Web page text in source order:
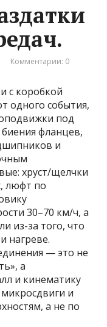
Комментарии: 0
с коробкой
одного события,
под
фланцев,
и
хруст/щелчки
люфт по
30–70 км/ч, а
из-за того, что
нагреве.
— это не
а
и кинематику
и
а не по